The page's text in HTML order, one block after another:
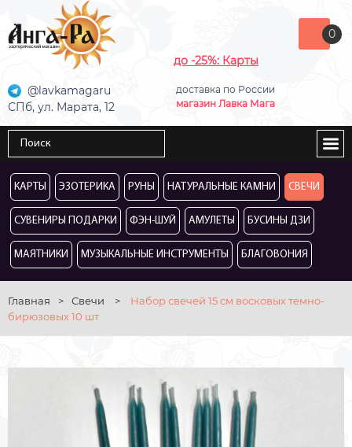
до -25%: Карты
доставка по России
магазин Лавка Мага
@lavkamagaru
СПб, ул. Марата, 12
0
КАРТЫ ЭЗОТЕРИКА РУНЫ НАТУРАЛЬНЫЕ КАМНИ СВЕЧИ
СУВЕНИРЫ ПОДАРКИ ФЭН-ШУЙ АМУЛЕТЫ БУСИНЫ ДЗИ
МАЯТНИКИ МУЗЫКАЛЬНЫЕ ИНСТРУМЕНТЫ БЛАГОВОНИЯ
Главная > Свечи >
Набор свечей 15 см восковых темно-
бирюзовых 10 шт